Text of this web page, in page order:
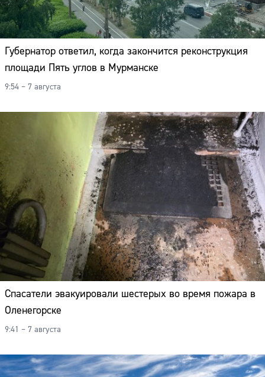
Губернатор ответил, когда закончится реконструкция
площади Пять углов в Мурманске
9:54 – 7 августа
Спасатели эвакуировали шестерых во время пожара в
Оленегорске
9:41 – 7 августа